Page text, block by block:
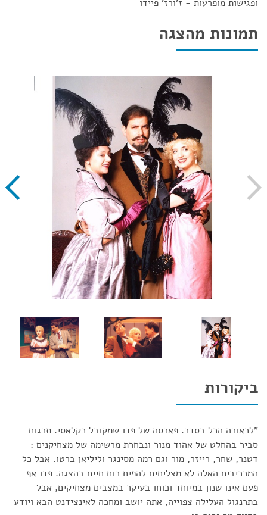
ופגישות מופרעות - ז'ורז' פיידו
תמונות מהצגה
ביקורות
"לכאורה הכל בסדר. פארסה של פדו שמקובל כקלאסי. תרגום
סביר בהחלט של אהוד מנור ונבחרת מרשימה של מצחיקנים :
דטנר, שחר, רייזר, מור וגם רמה מסינגר וליליאן ברטו. אבל כל
המרכיבים האלה לא מצליחים להפיח רוח חיים בהצגה. פדו אף
פעם אינו שנון במיוחד וכוחו בעיקר במצבים מצחיקים, אבל
בתרנגול העלילה צפוייה, אתה יושב ומחכה לאינצידנט הבא ויודע